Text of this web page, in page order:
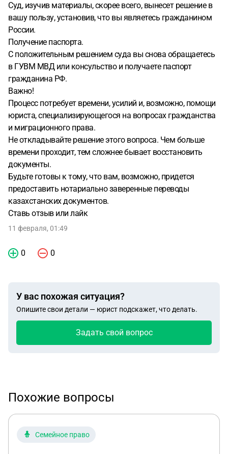
Суд, изучив материалы, скорее всего, вынесет решение в
вашу пользу, установив, что вы являетесь гражданином
России.
Получение паспорта.
С положительным решением суда вы снова обращаетесь
в ГУВМ МВД или консульство и получаете паспорт
гражданина РФ.
Важно!
Процесс потребует времени, усилий и, возможно, помощи
юриста, специализирующегося на вопросах гражданства
и миграционного права.
Не откладывайте решение этого вопроса. Чем больше
времени проходит, тем сложнее бывает восстановить
документы.
Будьте готовы к тому, что вам, возможно, придется
предоставить нотариально заверенные переводы
казахстанских документов.
Ставь отзыв или лайк
11 февраля, 01:49
0 0
У вас похожая ситуация?
Опишите свои детали — юрист подскажет, что делать.
Задать свой вопрос
Похожие вопросы
Семейное право